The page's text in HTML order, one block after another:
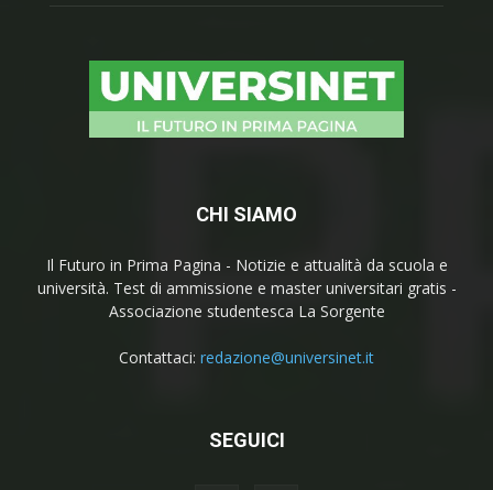
CHI SIAMO
Il Futuro in Prima Pagina - Notizie e attualità da scuola e
università. Test di ammissione e master universitari gratis -
Associazione studentesca La Sorgente
Contattaci: redazione@universinet.it
SEGUICI